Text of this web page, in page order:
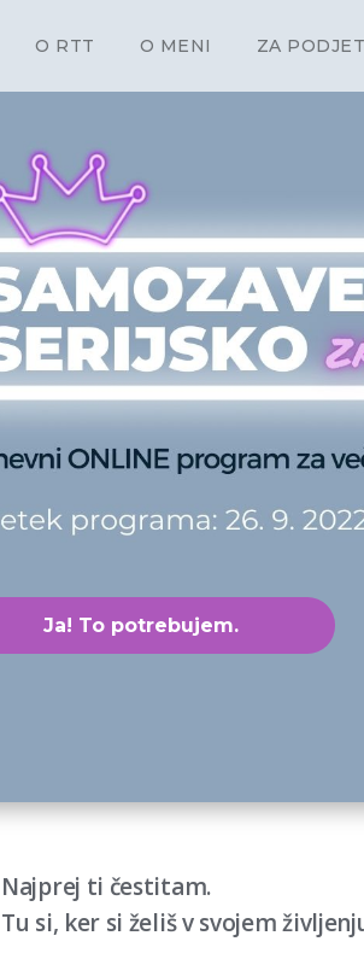
O RTT O MENI ZA
Ja! To potrebujem.
Najprej ti čestitam.
Tu si, ker si želiš v svojem